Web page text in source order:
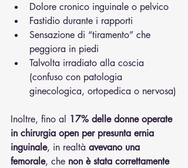
Dolore cronico inguinale o pelvico
Fastidio durante i rapporti
Sensazione di “tiramento” che
peggiora in piedi
Talvolta irradiato alla coscia
(confuso con patologia
ginecologica, ortopedica o nervosa)
Inoltre, fino al 17% delle donne operate
in chirurgia open per presunta ernia
inguinale, in realtà avevano una
femorale, che non è stata correttamente